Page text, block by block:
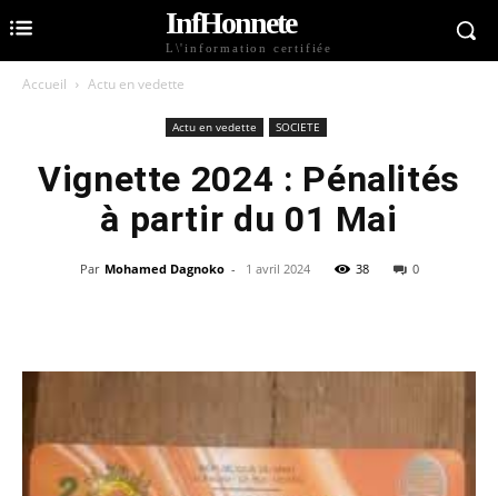
InfHonnete
L\'information certifiée
Accueil Actu en vedette
Actu en vedette SOCIETE
Vignette 2024 : Pénalités
à partir du 01 Mai
Par Mohamed Dagnoko - 1 avril 2024 38 0